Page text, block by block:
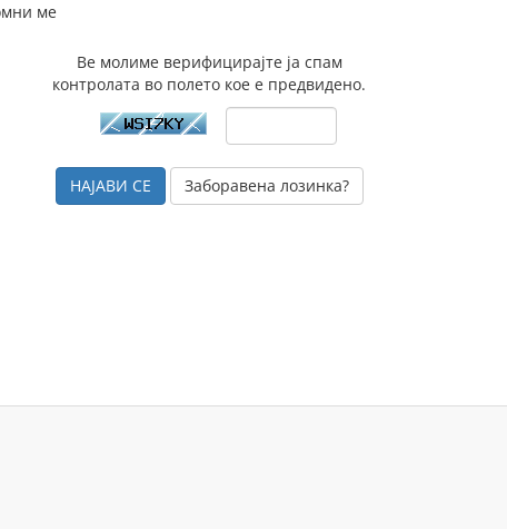
ме
Ве молиме верифицирајте ја спам
контролата во полето кое е предвидено.
Заборавена лозинка?